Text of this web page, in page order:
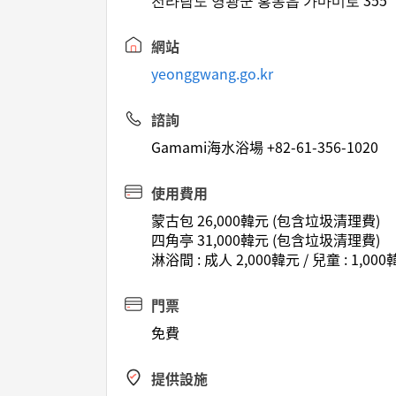
網站
yeonggwang.go.kr
諮詢
Gamami海水浴場 +82-61-356-1020
使用費用
蒙古包 26,000韓元 (包含垃圾清理費)
四角亭 31,000韓元 (包含垃圾清理費)
淋浴間 : 成人 2,000韓元 / 兒童 : 1,000
門票
免費
提供設施